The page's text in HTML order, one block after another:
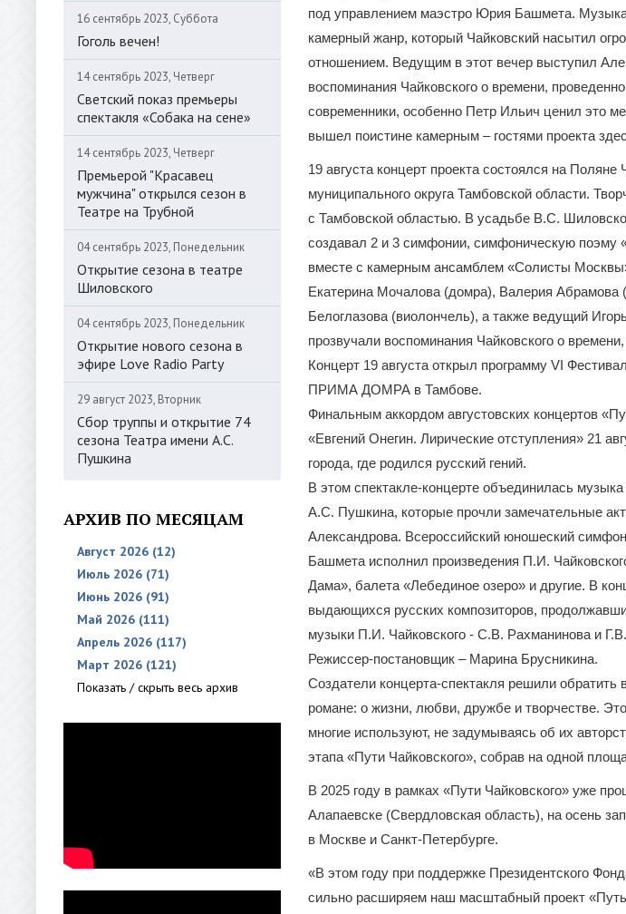
16 сентябрь 2023, Суббота
Гоголь вечен!
14 сентябрь 2023, Четверг
Светский показ премьеры
спектакля «Собака на сене»
14 сентябрь 2023, Четверг
Премьерой "Красавец
мужчина" открылся сезон в
Театре на Трубной
04 сентябрь 2023, Понедельник
Открытие сезона в театре
Шиловского
04 сентябрь 2023, Понедельник
Открытие нового сезона в
эфире Love Radio Party
29 август 2023, Вторник
Сбор труппы и открытие 74
сезона Театра имени А.С.
Пушкина
АРХИВ ПО МЕСЯЦАМ
Август 2026 (12)
Июль 2026 (71)
Июнь 2026 (91)
Май 2026 (111)
Апрель 2026 (117)
Март 2026 (121)
Показать / скрыть весь архив
под управлением маэстро Юрия Башмета.
камерный жанр, который Чайковский насытил
отношением. Ведущим в этот вечер выступил
воспоминания Чайковского о времени,
современники, особенно Петр Ильич ценил это
вышел поистине камерным – гостями проекта
19 августа концерт проекта состоялся на
муниципального округа Тамбовской области.
с Тамбовской областью. В усадьбе В.С.
создавал 2 и 3 симфонии, симфоническую поэму
вместе с камерным ансамблем «Солисты
Екатерина Мочалова (домра), Валерия Абрамова
Белоглазова (виолончель), а также ведущий
прозвучали воспоминания Чайковского о
Концерт 19 августа открыл программу VI
ПРИМА ДОМРА в Тамбове.
Финальным аккордом августовских концертов
«Евгений Онегин. Лирические отступления» 21
города, где родился русский гений.
В этом спектакле-концерте объединилась
А.С. Пушкина, которые прочли замечательные
Александрова. Всероссийский юношеский
Башмета исполнил произведения П.И.
Дама», балета «Лебединое озеро» и другие. В
выдающихся русских композиторов,
музыки П.И. Чайковского - С.В. Рахманинова и
Режиссер-постановщик – Марина Брусникина.
Создатели концерта-спектакля решили обратить
романе: о жизни, любви, дружбе и творчестве.
многие используют, не задумываясь об их
этапа «Пути Чайковского», собрав на одной
В 2025 году в рамках «Пути Чайковского» уже
Алапаевске (Свердловская область), на осень
в Москве и Санкт-Петербурге.
«В этом году при поддержке Президентского
сильно расширяем наш масштабный проект